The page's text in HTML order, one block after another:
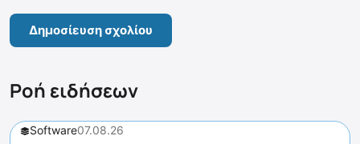
Ροή ειδήσεων
Software07.08.26